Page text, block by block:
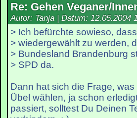
Re: Gehen Veganer/
Autor: Tanja | Datum: 12.05.2004
> Ich befürchte sowieso,
> wiedergewählt zu werden,
> Bundesland Brandenburg
> SPD da.
Dann hat sich die Frage,
Übel wählen, ja schon
passiert, solltest Du Deinen